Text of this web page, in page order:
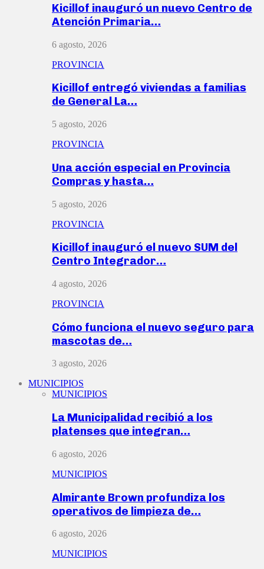
Kicillof inauguró un nuevo Centro de
Atención Primaria…
6 agosto, 2026
PROVINCIA
Kicillof entregó viviendas a familias
de General La…
5 agosto, 2026
PROVINCIA
Una acción especial en Provincia
Compras y hasta…
5 agosto, 2026
PROVINCIA
Kicillof inauguró el nuevo SUM del
Centro Integrador…
4 agosto, 2026
PROVINCIA
Cómo funciona el nuevo seguro para
mascotas de…
3 agosto, 2026
MUNICIPIOS
MUNICIPIOS
La Municipalidad recibió a los
platenses que integran…
6 agosto, 2026
MUNICIPIOS
Almirante Brown profundiza los
operativos de limpieza de…
6 agosto, 2026
MUNICIPIOS